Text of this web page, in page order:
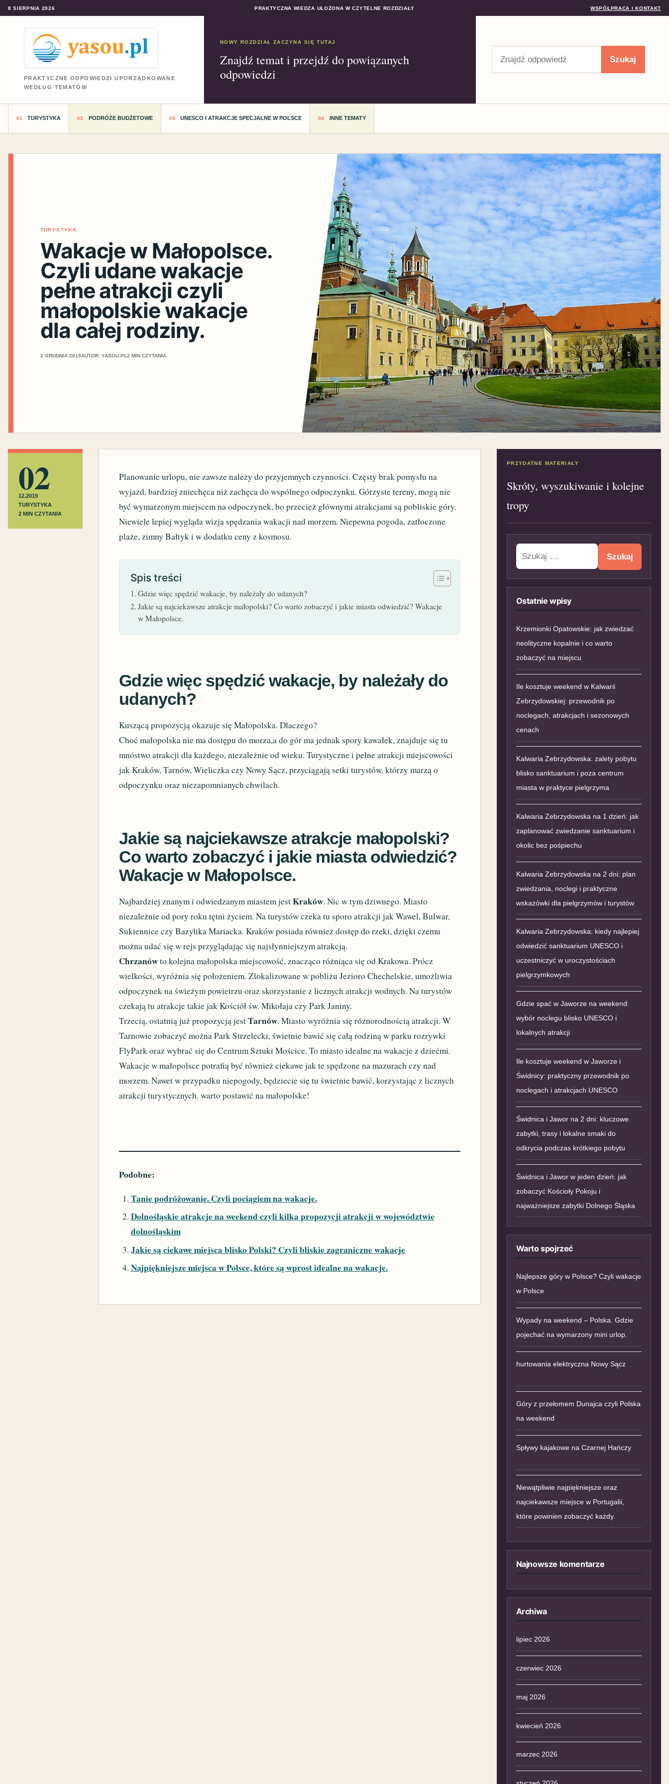
8 SIERPNIA 2026 PRAKTYCZNA WIEDZA UŁOŻONA W CZYTELNE ROZDZIAŁY WSPÓŁPRACA I KONTAKT
PRAKTYCZNE ODPOWIEDZI UPORZĄDKOWANE
WEDŁUG TEMATÓW
NOWY ROZDZIAŁ ZACZYNA SIĘ TUTAJ
Znajdź temat i przejdź do powiązanych
odpowiedzi
Szukaj
TURYSTYKA PODRÓŻE BUDŻETOWE UNESCO I ATRAKCJE SPECJALNE W POLSCE INNE TEMATY
TURYSTYKA
Wakacje w Małopolsce.
Czyli udane wakacje
pełne atrakcji czyli
małopolskie wakacje
dla całej rodziny.
2 GRUDNIA 2019AUTOR: YASOU.PL2 MIN CZYTANIA
02
12.2019
TURYSTYKA
2 MIN CZYTANIA
Planowanie urlopu, nie zawsze należy do przyjemnych czynności. Częsty brak pomysłu na
wyjazd, bardziej zniechęca niż zachęca do wspólnego odpoczynku. Górzyste tereny, mogą nie
być wymarzonym miejscem na odpoczynek, bo przecież głównymi atrakcjami są pobliskie góry.
Niewiele lepiej wygląda wizja spędzania wakacji nad morzem. Niepewna pogoda, zatłoczone
plaże, zimny Bałtyk i w dodatku ceny z kosmosu.
Spis treści
Gdzie więc spędzić wakacje, by należały do udanych?
Jakie są najciekawsze atrakcje małopolski? Co warto zobaczyć i jakie miasta odwiedzić? Wakacje
w Małopolsce.
Gdzie więc spędzić wakacje, by należały do
udanych?
Kuszącą propozycją okazuje się Małopolska. Dlaczego?
Choć małopolska nie ma dostępu do morza,a do gór ma jednak spory kawałek, znajduje się tu
mnóstwo atrakcji dla każdego, niezależnie od wieku. Turystyczne i pełne atrakcji miejscowości
jak Kraków, Tarnów, Wieliczka czy Nowy Sącz, przyciągają setki turystów, którzy marzą o
odpoczynku oraz niezapomnianych chwilach.
Jakie są najciekawsze atrakcje małopolski?
Co warto zobaczyć i jakie miasta odwiedzić?
Wakacje w Małopolsce.
Najbardziej znanym i odwiedzanym miastem jestKraków. Nic w tym dziwnego. Miasto
niezależnie od pory roku tętni życiem. Na turystów czeka tu sporo atrakcji jak Wawel, Bulwar,
Sukiennice czy Bazylika Mariacka. Kraków posiada również dostęp do rzeki, dzięki czemu
można udać się w rejs przyglądając się najsłynniejszym atrakcją.
Chrzanówto kolejna małopolska miejscowość, znacząco różniąca się od Krakowa. Prócz
wielkości, wyróżnia się położeniem. Zlokalizowane w pobliżu Jezioro Chechelskie, umożliwia
odpoczynek na świeżym powietrzu oraz skorzystanie z licznych atrakcji wodnych. Na turystów
czekają tu atrakcje takie jak Kościół św. Mikołaja czy Park Janiny.
Trzecią, ostatnią już propozycją jestTarnów. Miasto wyróżnia się różnorodnością atrakcji. W
Tarnowie zobaczyć można Park Strzelecki, świetnie bawić się całą rodziną w parku rozrywki
FlyPark oraz wybrać się do Centrum Sztuki Mościce, To miasto idealne na wakacje z dziećmi.
Wakacje w małopolsce potrafią być również ciekawe jak te spędzone na mazurach czy nad
morzem. Nawet w przypadku niepogody, będziecie się tu świetnie bawić, korzystając z licznych
atrakcji turystycznych. warto postawić na małopolske!
Podobne:
Tanie podróżowanie. Czyli pociągiem na wakacje.
Dolnośląskie atrakcje na weekend czyli kilka propozycji atrakcji w województwie
dolnośląskim
Jakie są ciekawe miejsca blisko Polski? Czyli bliskie zagraniczne wakacje
Najpiękniejsze miejsca w Polsce, które są wprost idealne na wakacje.
PRZYDATNE MATERIAŁY
Skróty, wyszukiwanie i kolejne
tropy
Szukaj:
Ostatnie wpisy
Krzemionki Opatowskie: jak zwiedzać
neolityczne kopalnie i co warto
zobaczyć na miejscu
Ile kosztuje weekend w Kalwarii
Zebrzydowskiej: przewodnik po
noclegach, atrakcjach i sezonowych
cenach
Kalwaria Zebrzydowska: zalety pobytu
blisko sanktuarium i poza centrum
miasta w praktyce pielgrzyma
Kalwaria Zebrzydowska na 1 dzień: jak
zaplanować zwiedzanie sanktuarium i
okolic bez pośpiechu
Kalwaria Zebrzydowska na 2 dni: plan
zwiedzania, noclegi i praktyczne
wskazówki dla pielgrzymów i turystów
Kalwaria Zebrzydowska: kiedy najlepiej
odwiedzić sanktuarium UNESCO i
uczestniczyć w uroczystościach
pielgrzymkowych
Gdzie spać w Jaworze na weekend:
wybór noclegu blisko UNESCO i
lokalnych atrakcji
Ile kosztuje weekend w Jaworze i
Świdnicy: praktyczny przewodnik po
noclegach i atrakcjach UNESCO
Świdnica i Jawor na 2 dni: kluczowe
zabytki, trasy i lokalne smaki do
odkrycia podczas krótkiego pobytu
Świdnica i Jawor w jeden dzień: jak
zobaczyć Kościoły Pokoju i
najważniejsze zabytki Dolnego Śląska
Warto spojrzeć
Najlepsze góry w Polsce? Czyli wakacje
w Polsce
Wypady na weekend – Polska. Gdzie
pojechać na wymarzony mini urlop.
hurtowania elektryczna Nowy Sącz
Góry z przełomem Dunajca czyli Polska
na weekend
Spływy kajakowe na Czarnej Hańczy
Niewątpliwie najpiękniejsze oraz
najciekawsze miejsce w Portugalii,
które powinien zobaczyć każdy.
Najnowsze komentarze
Archiwa
lipiec 2026
czerwiec 2026
maj 2026
kwiecień 2026
marzec 2026